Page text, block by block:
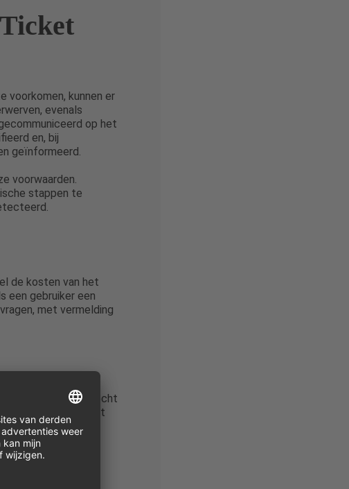
voorkomen, kunnen er
evenals
op het
en, bij
geïnformeerd.
voorwaarden.
stappen te
de kosten van het
een gebruiker een
met vermelding
is het herroepingsrecht
als de consument
hij zijn
verkoper, dat wil
van toepassing
verstrekt.